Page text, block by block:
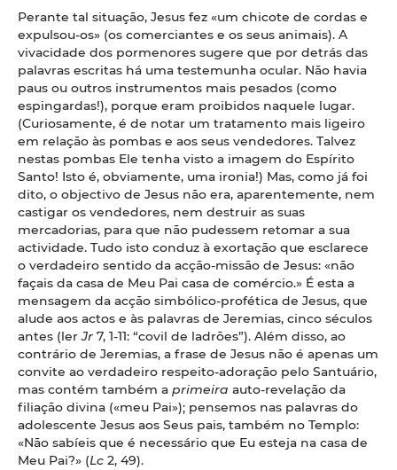
Perante tal situação, Jesus fez «um chicote de cordas e
expulsou-os» (os comerciantes e os seus animais). A
vivacidade dos pormenores sugere que por detrás das
palavras escritas há uma testemunha ocular. Não havia
paus ou outros instrumentos mais pesados (como
espingardas!), porque eram proibidos naquele lugar.
(Curiosamente, é de notar um tratamento mais ligeiro
em relação às pombas e aos seus vendedores. Talvez
nestas pombas Ele tenha visto a imagem do Espírito
Santo! Isto é, obviamente, uma ironia!) Mas, como já foi
dito, o objectivo de Jesus não era, aparentemente, nem
castigar os vendedores, nem destruir as suas
mercadorias, para que não pudessem retomar a sua
actividade. Tudo isto conduz à exortação que esclarece
o verdadeiro sentido da acção-missão de Jesus: «não
façais da casa de Meu Pai casa de comércio.» É esta a
mensagem da acção simbólico-profética de Jesus, que
alude aos actos e às palavras de Jeremias, cinco séculos
antes (lerJr 7, 1-11: “covil de ladrões”). Além disso, ao
contrário de Jeremias, a frase de Jesus não é apenas um
convite ao verdadeiro respeito-adoração pelo Santuário,
mas contém também a primeira auto-revelação da
filiação divina («meu Pai»); pensemos nas palavras do
adolescente Jesus aos Seus pais, também no Templo:
«Não sabíeis que é necessário que Eu esteja na casa de
Meu Pai?» (Lc 2, 49).